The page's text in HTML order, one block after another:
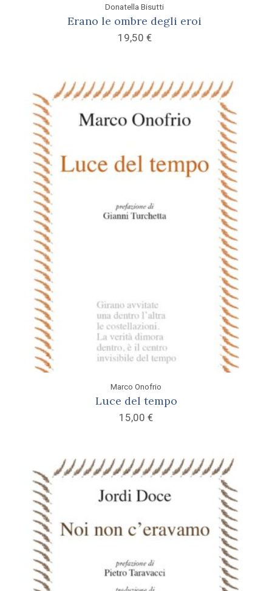
Donatella Bisutti
Erano le ombre degli eroi
19,50 €
Marco Onofrio
Luce del tempo
15,00 €